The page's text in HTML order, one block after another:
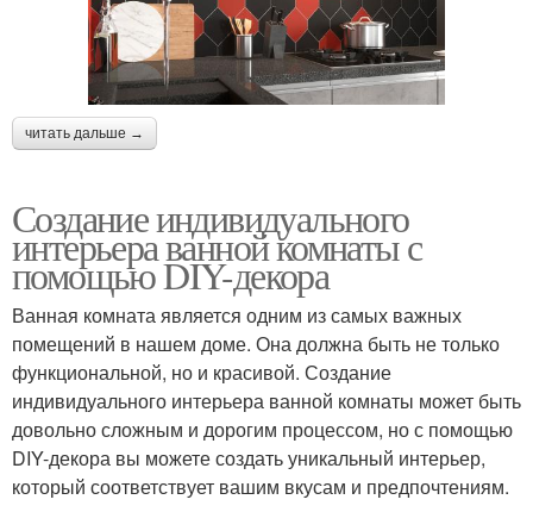
читать дальше →
Создание индивидуального
интерьера ванной комнаты с
помощью DIY-декора
Ванная комната является одним из самых важных
помещений в нашем доме. Она должна быть не только
функциональной, но и красивой. Создание
индивидуального интерьера ванной комнаты может быть
довольно сложным и дорогим процессом, но с помощью
DIY-декора вы можете создать уникальный интерьер,
который соответствует вашим вкусам и предпочтениям.